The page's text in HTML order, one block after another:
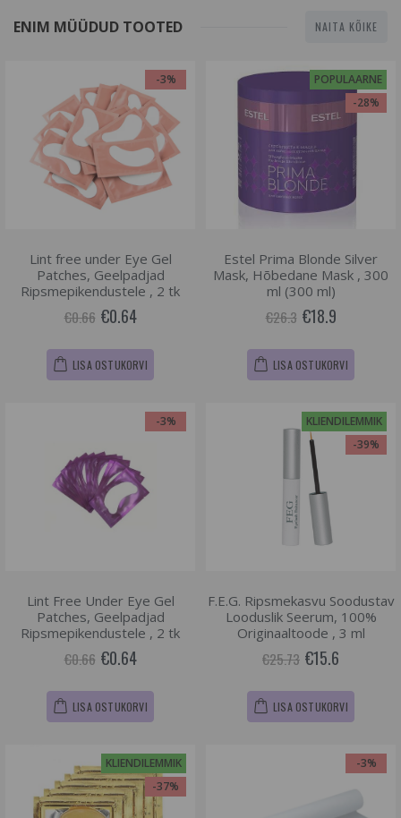
ENIM MÜÜDUD TOOTED NAITA KÕIKE
-3%
Lint free under Eye Gel
Patches, Geelpadjad
Ripsmepikendustele , 2 tk
€0.66 €0.64
LISA OSTUKORVI
POPULAARNE
-28%
Estel Prima Blonde Silver
Mask, Hõbedane Mask , 300
ml (300 ml)
€26.3 €18.9
LISA OSTUKORVI
-3%
Lint Free Under Eye Gel
Patches, Geelpadjad
Ripsmepikendustele , 2 tk
€0.66 €0.64
LISA OSTUKORVI
KLIENDILEMMIK
-39%
F.E.G. Ripsmekasvu Soodustav
Looduslik Seerum, 100%
Originaaltoode , 3 ml
€25.73 €15.6
LISA OSTUKORVI
KLIENDILEMMIK
-37%
-3%